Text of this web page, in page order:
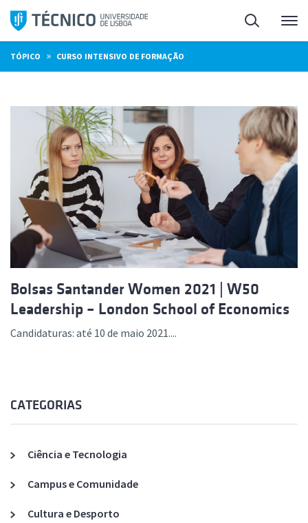
Saltar
para
o
conteúdo
Pesquisa
TÓPICO » CURSO INTENSIVO DE FORMAÇÃO
Bolsas Santander Women 2021 | W50
Leadership – London School of Economics
Candidaturas: até 10 de maio 2021....
CATEGORIAS
Ciência e Tecnologia
Campus e Comunidade
Cultura e Desporto